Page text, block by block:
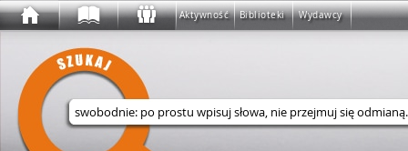
Aktywność Biblioteki Wydawcy
Wyszukaj w serwisie